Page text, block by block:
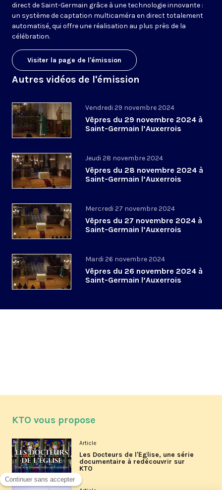
direct de Saint-Germain grâce à une technologie innovante :
un système de captation multicaméra en direct totalement
automatisé, qui offre une réalisation au plus près de la
célébration.
Visiter la page de l'émission
Autres vidéos de l'émission
Vendredi 29 novembre 2024
Vêpres du 29 novembre 2024 à
Saint-Germain l’Auxerrois
Jeudi 28 novembre 2024
Vêpres du 28 novembre 2024 à
Saint-Germain l’Auxerrois
Mercredi 27 novembre 2024
Vêpres du 27 novembre 2024 à
Saint-Germain l’Auxerrois
Mardi 26 novembre 2024
Vêpres du 26 novembre 2024 à
Saint-Germain l’Auxerrois
KTO vous propose
Article
Les Docteurs de l'Église, une série
documentaire à redécouvrir sur
KTO